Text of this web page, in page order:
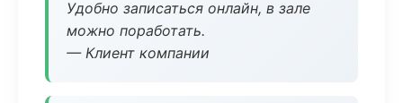
Удобно записаться онлайн, в зале
можно поработать.
— Клиент компании